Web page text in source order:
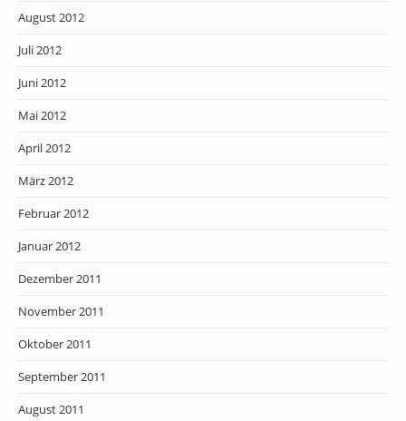
August 2012
Juli 2012
Juni 2012
Mai 2012
April 2012
März 2012
Februar 2012
Januar 2012
Dezember 2011
November 2011
Oktober 2011
September 2011
August 2011